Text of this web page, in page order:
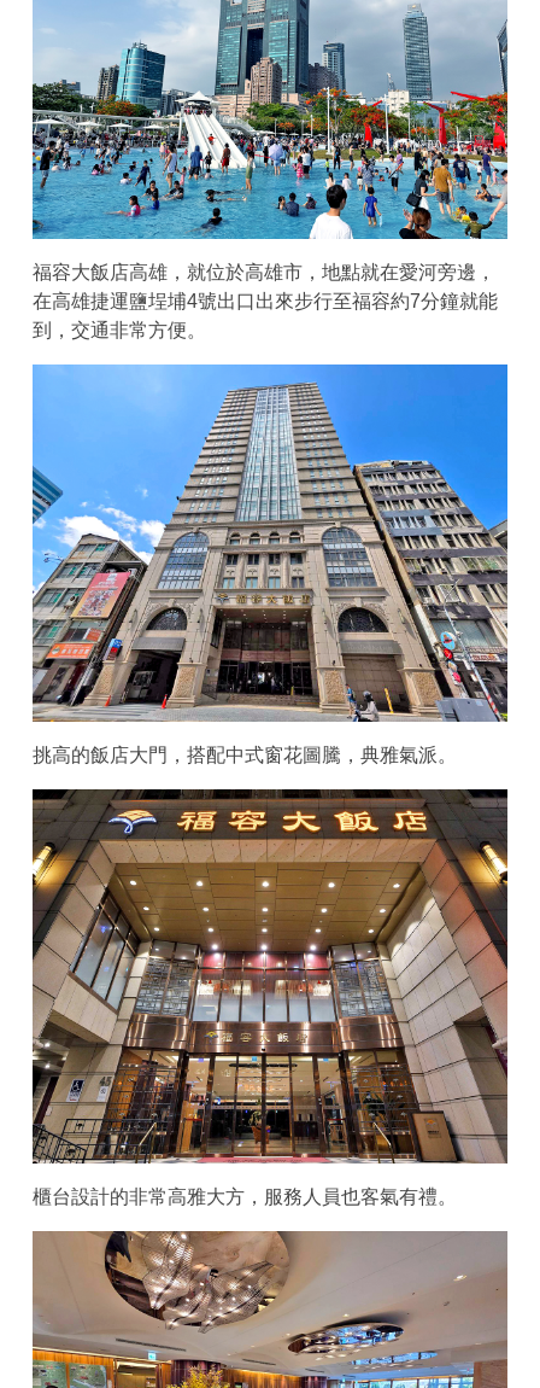
福容大飯店高雄，就位於高雄市，地點就在愛河旁邊，
在高雄捷運鹽埕埔4號出口出來步行至福容約7分鐘就能
到，交通非常方便。
挑高的飯店大門，搭配中式窗花圖騰，典雅氣派。
櫃台設計的非常高雅大方，服務人員也客氣有禮。